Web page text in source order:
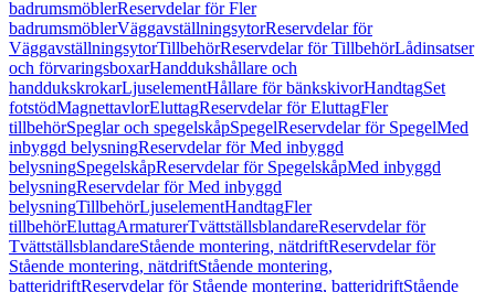
badrumsmöblerReservdelar för Fler
badrumsmöblerVäggavställningsytorReservdelar för
VäggavställningsytorTillbehörReservdelar för TillbehörLådinsatser
och förvaringsboxarHanddukshållare och
handdukskrokarLjuselementHållare för bänkskivorHandtagSet
fotstödMagnettavlorEluttagReservdelar för EluttagFler
tillbehörSpeglar och spegelskåpSpegelReservdelar för SpegelMed
inbyggd belysningReservdelar för Med inbyggd
belysningSpegelskåpReservdelar för SpegelskåpMed inbyggd
belysningReservdelar för Med inbyggd
belysningTillbehörLjuselementHandtagFler
tillbehörEluttagArmaturerTvättställsblandareReservdelar för
TvättställsblandareStående montering, nätdriftReservdelar för
Stående montering, nätdriftStående montering,
batteridriftReservdelar för Stående montering, batteridriftStående